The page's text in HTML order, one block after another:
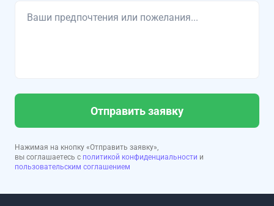
Отправить заявку
Нажимая на кнопку «Отправить заявку»,
вы соглашаетесь с политикой конфиденциальности и
пользовательским соглашением